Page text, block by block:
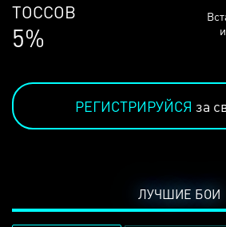
ЛЮДЕЙ
68%
РЕГИСТРИРУЙСЯ за
ЛУЧШИЕ БОИ